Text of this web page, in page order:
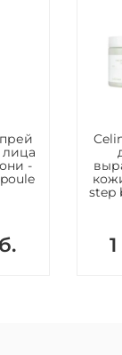
Copolymer,
Copolymer, Zinc
Sorbitan
Striata Extract,
Extract, Pinus
Bark Extract,
-
step